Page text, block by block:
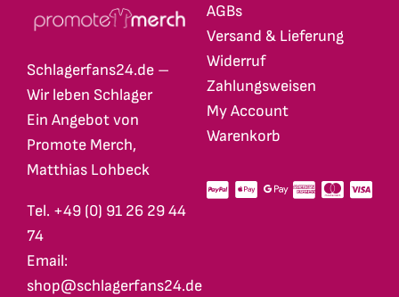
Schlagerfans24.de –
Wir leben Schlager
Ein Angebot von
Promote Merch,
Matthias Lohbeck
Tel. +49 (0) 91 26 29 44
74
Email:
shop@schlagerfans24.de
AGBs
Versand & Lieferung
Widerruf
Zahlungsweisen
My Account
Warenkorb